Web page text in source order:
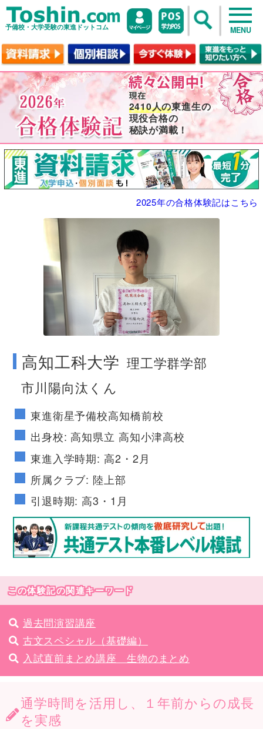
予備校・大学受験の東進ドットコム MENU
2410人の東進生の
現役合格の
秘訣が満載！
2025年の合格体験記はこちら
no image
高知工科大学 理工学群学部
市川陽向汰くん
東進衛星予備校高知橋前校
出身校: 高知県立 高知小津高校
東進入学時期: 高2・2月
所属クラブ: 陸上部
引退時期: 高3・1月
この体験記の関連キーワード
過去問演習講座
古文スペシャル（基礎編）
入試直前まとめ講座 生物のまとめ
通学時間を活用し、１年前からの成長
を実感